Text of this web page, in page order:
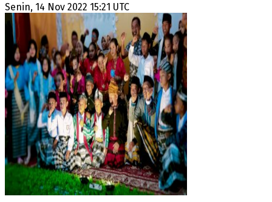
Senin, 14 Nov 2022 15:21 UTC